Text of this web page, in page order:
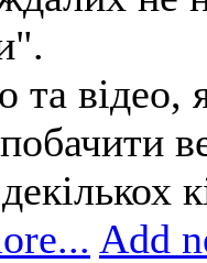
та відео,
Add